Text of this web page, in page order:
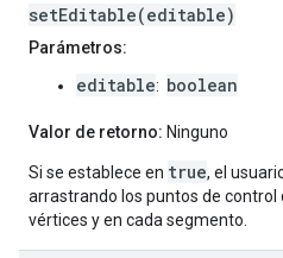
setEditable(editable)
Parámetros:
editable: boolean
Valor de retorno: Ninguno
Si se establece en true, el
arrastrando los puntos de control
vértices y en cada segmento.